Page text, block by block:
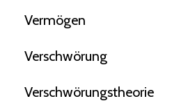
Vermögen
Verschwörung
Verschwörungstheorie